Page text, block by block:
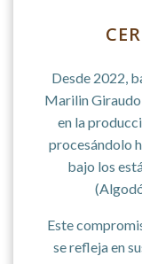
Desde 2022,
Marilin
en la
procesándolo
bajo los
Este
se refleja en